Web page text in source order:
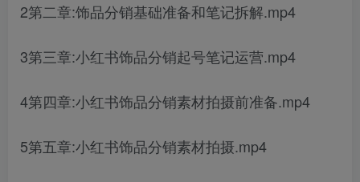
2第二章:饰品分销基础准备和笔记拆解.mp4
3第三章:小红书饰品分销起号笔记运营.mp4
4第四章:小红书饰品分销素材拍摄前准备.mp4
5第五章:小红书饰品分销素材拍摄.mp4